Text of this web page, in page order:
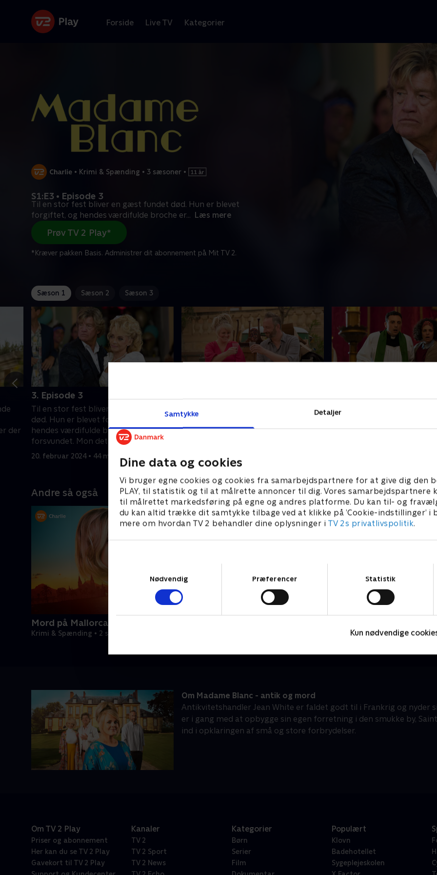
Samtykke Detaljer
Dine data og cookies
Vi bruger egne cookies og cookies fra samarbejdspartnere for at give dig den
PLAY, til statistik og til at målrette annoncer til dig. Vores samarbejdspartnere
til målrettet markedsføring på egne og andres platforme. Du kan til- og
du kan altid trække dit samtykke tilbage ved at klikke på ’Cookie-indstillinger’ i
mere om hvordan TV 2 behandler dine oplysninger i TV 2s privatlivspolitik.
Nødvendig
Præferencer Statistik
Kun nødvendige
Forside Live TV Kategorier
• Krimi & Spænding • 3 sæsoner •
S1:E3 • Episode 3
Til en stor fest bliver en gæst fundet død. Hun er blevet
forgiftet, og hendes værdifulde broche er... Læs mere
Prøv TV 2 Play*
*Kræver pakken Basis. Administrer dit abonnement på Mit TV 2.
Sæson 1 Sæson 2 Sæson 3
der
3. Episode 3
Til en stor fest bliver en gæst fundet
død. Hun er blevet forgiftet, og
hendes værdifulde broche er
forsvundet. Mon det lykkes Jean at
finde morderen?
20. februar 2024 • 44 min
En lokal kunsthandler bliver udsat for
røveri i sit hjem, og et sjældent maleri
bliver stjålet. Caron får brug for Jeans
27. februar 2024 • 44 min
En værdifuld genstand
Andre så også
Mord på Mallorca
Krimi & Spænding • 2 sæsoner
Om Madame Blanc - antik og mord
Antikvitetshandler Jean White er faldet godt til i Frankrig og nyder
er i gang med at opbygge sin egen forretning i den smukke by,
ind i opklaringen af små og store forbrydelser.
Om TV 2 Play
Priser og abonnement
Her kan du se TV 2 Play
Gavekort til TV 2 Play
Kanaler
TV 2
TV 2 Sport
TV 2 News
Kategorier
Børn
Serier
Film
Populært
Klovn
Badehotellet
Sygeplejeskolen